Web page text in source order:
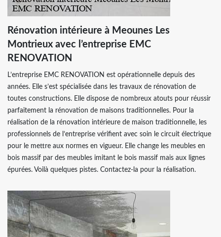
Rénovation intérieure à Meounes Les
Montrieux avec l’entreprise EMC
RENOVATION
L’entreprise EMC RENOVATION est opérationnelle depuis des
années. Elle s’est spécialisée dans les travaux de rénovation de
toutes constructions. Elle dispose de nombreux atouts pour réussir
parfaitement la rénovation de maisons traditionnelles. Pour la
réalisation de la rénovation intérieure de maison traditionnelle, les
professionnels de l’entreprise vérifient avec soin le circuit électrique
pour le mettre aux normes en vigueur. Elle change les meubles en
bois massif par des meubles imitant le bois massif mais aux lignes
épurées. Voilà quelques pistes. Contactez-la pour la réalisation.